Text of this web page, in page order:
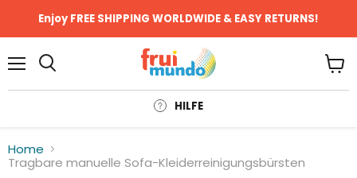
Enjoy FREE SHIPPING WORLDWIDE & EASY RETURNS!
HILFE
Home
Tragbare manuelle Sofa-Kleiderreinigungsbürsten
Klicken oder scrollen, um zu Zoomen